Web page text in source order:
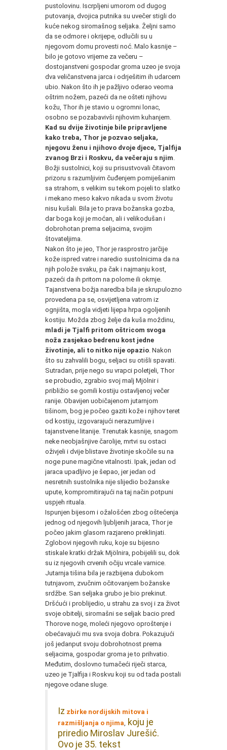
pustolovinu. Iscrpljeni umorom od dugog
putovanja, dvojica putnika su uvečer stigli do
kuće nekog siromašnog seljaka. Željni samo
da se odmore i okrijepe, odlučili su u
njegovom domu provesti noć. Malo kasnije –
bilo je gotovo vrijeme za večeru –
dostojanstveni gospodar groma uzeo je svoja
dva veličanstvena jarca i odrješitim ih udarcem
ubio. Nakon što ih je pažljivo oderao veoma
oštrim nožem, pazeći da ne ošteti njihovu
kožu, Thor ih je stavio u ogromni lonac,
osobno se pozabavivši njihovim kuhanjem.
Kad su dvije životinje bile pripravljene
kako treba, Thor je pozvao seljaka,
njegovu ženu i njihovo dvoje djece, Tjalfija
zvanog Brzi i Roskvu, da večeraju s njim
Božji sustolnici, koji su prisustvovali čitavom
prizoru s razumljivim čuđenjem pomiješanim
sa strahom, s velikim su tekom pojeli to slatko
i mekano meso kakvo nikada u svom životu
nisu kušali. Bila je to prava božanska gozba,
dar boga koji je moćan, ali i velikodušan i
dobrohotan prema seljacima, svojim
štovateljima.
Nakon što je jeo, Thor je rasprostro jarčije
kože ispred vatre i naredio sustolnicima da na
njih polože svaku, pa čak i najmanju kost,
pazeći da ih pritom na polome ili okrnje.
Tajanstvena božja naredba bila je skrupulozno
provedena pa se, osvijetljena vatrom iz
ognjišta, mogla vidjeti lijepa hrpa ogoljenih
kostiju. Možda zbog želje da kuša moždinu,
mladi je Tjalfi pritom oštricom svoga
noža zasjekao bedrenu kost jedne
životinje, ali to nitko nije opazio . Nakon
što su zahvalili bogu, seljaci su otišli spavati.
Sutradan, prije nego su vrapci poletjeli, Thor
se probudio, zgrabio svoj malj Mjölnir i
približio se gomili kostiju ostavljenoj večer
ranije. Obavijen uobičajenom jutarnjom
tišinom, bog je počeo gaziti kože i njihov teret
od kostiju, izgovarajući nerazumljive i
tajanstvene litanije. Trenutak kasnije, snagom
neke neobjašnjive čarolije, mrtvi su ostaci
oživjeli i dvije blistave životinje skočile su na
noge pune magične vitalnosti. Ipak, jedan od
jaraca upadljivo je šepao, jer jedan od
nesretnih sustolnika nije slijedio božanske
upute, kompromitirajući na taj način potpuni
uspjeh rituala.
Ispunjen bijesom i ožalošćen zbog oštećenja
jednog od njegovih ljubljenih jaraca, Thor je
počeo jakim glasom razjareno preklinjati.
Zglobovi njegovih ruku, koje su bijesno
stiskale kratki držak Mjölnira, pobijelili su, dok
su iz njegovih crvenih očiju vrcale varnice.
Jutarnja tišina bila je razbijena dubokom
tutnjavom, zvučnim očitovanjem božanske
srdžbe. San seljaka grubo je bio prekinut.
Dršćući i problijedio, u strahu za svoj i za život
svoje obitelji, siromašni se seljak bacio pred
Thorove noge, moleći njegovo oproštenje i
obećavajući mu sva svoja dobra. Pokazujući
još jedanput svoju dobrohotnost prema
seljacima, gospodar groma je to prihvatio.
Međutim, doslovno tumačeći riječi starca,
uzeo je Tjalfija i Roskvu koji su od tada postali
njegove odane sluge.
Iz zbirke nordijskih mitova i
razmišljanja o njima koju je
priredio Miroslav Jurešić.
Ovo je 35. tekst